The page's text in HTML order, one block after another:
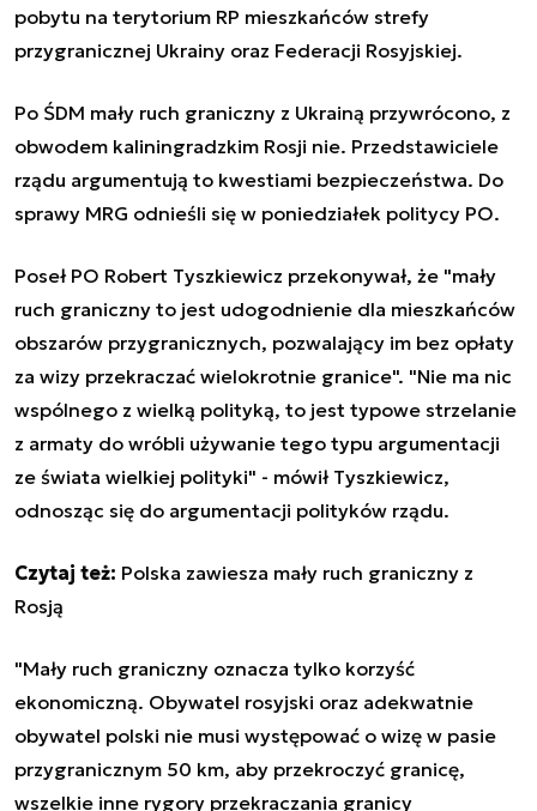
pobytu na terytorium RP mieszkańców strefy
przygranicznej Ukrainy oraz Federacji Rosyjskiej.
Po ŚDM mały ruch graniczny z Ukrainą przywrócono, z
obwodem kaliningradzkim Rosji nie. Przedstawiciele
rządu argumentują to kwestiami bezpieczeństwa. Do
sprawy MRG odnieśli się w poniedziałek politycy PO.
Poseł PO Robert Tyszkiewicz przekonywał, że "mały
ruch graniczny to jest udogodnienie dla mieszkańców
obszarów przygranicznych, pozwalający im bez opłaty
za wizy przekraczać wielokrotnie granice". "Nie ma nic
wspólnego z wielką polityką, to jest typowe strzelanie
z armaty do wróbli używanie tego typu argumentacji
ze świata wielkiej polityki" - mówił Tyszkiewicz,
odnosząc się do argumentacji polityków rządu.
Czytaj też: Polska zawiesza mały ruch graniczny z
Rosją
"Mały ruch graniczny oznacza tylko korzyść
ekonomiczną. Obywatel rosyjski oraz adekwatnie
obywatel polski nie musi występować o wizę w pasie
przygranicznym 50 km, aby przekroczyć granicę,
wszelkie inne rygory przekraczania granicy